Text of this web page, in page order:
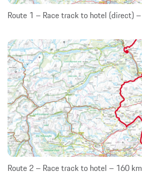
Route 1 – Race track to hotel (direct)
Route 2 – Race track to hotel – 160